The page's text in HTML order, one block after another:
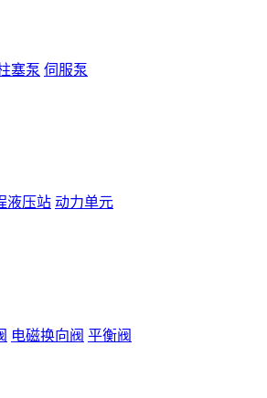
塞泵 伺服泵
液压站 动力单元
电磁换向阀 平衡阀